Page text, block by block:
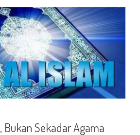
Bukan Sekadar Agama